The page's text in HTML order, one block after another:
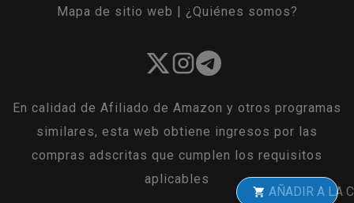
AÑADIR A LA CESTA
Mapa de sitio web
¿Quiénes somos?
En calidad de Afiliado de Amazon y otros programas
similares, esta web obtiene ingresos por las
compras adscritas que cumplen los requisitos
aplicables